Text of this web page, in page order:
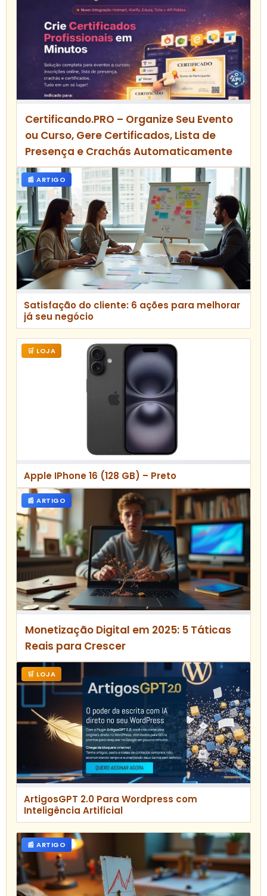
Certificando.PRO – Organize Seu Evento
ou Curso, Gere Certificados, Lista de
Presença e Crachás Automaticamente
📰 ARTIGO
Satisfação do cliente: 6 ações para melhorar
já seu negócio
🛒 LOJA
Apple IPhone 16 (128 GB) – Preto
📰 ARTIGO
Monetização Digital em 2025: 5 Táticas
Reais para Crescer
🛒 LOJA
ArtigosGPT 2.0 Para Wordpress com
Inteligência Artificial
📰 ARTIGO